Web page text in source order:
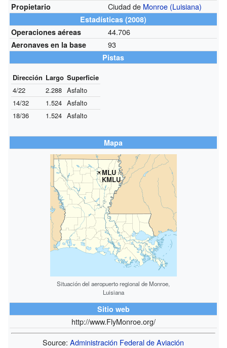
Propietario Ciudad de Monroe (Luisiana)
Estadísticas (2008)
Operaciones aéreas
44.706
Aeronaves en la base 93
Pistas
Dirección Largo Superficie
4/22
2.288 Asfalto
14/32
1.524 Asfalto
18/36
1.524 Asfalto
Mapa
MLU/
KMLU
Situación del aeropuerto regional de Monroe,
Luisiana
Sitio web
http://www.FlyMonroe.org/
Source:Administración Federal de Aviación